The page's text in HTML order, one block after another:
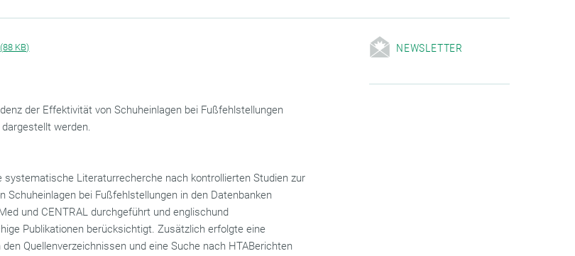
(88 KB)
der Effektivität von Schuheinlagen bei Fußfehlstellungen
werden.
systematische Literaturrecherche nach kontrollierten Studien zur
Schuheinlagen bei Fußfehlstellungen in den Datenbanken
und CENTRAL durchgeführt und englischund
Publikationen berücksichtigt. Zusätzlich erfolgte eine
Quellenverzeichnissen und eine Suche nach HTABerichten
NEWSLETTER